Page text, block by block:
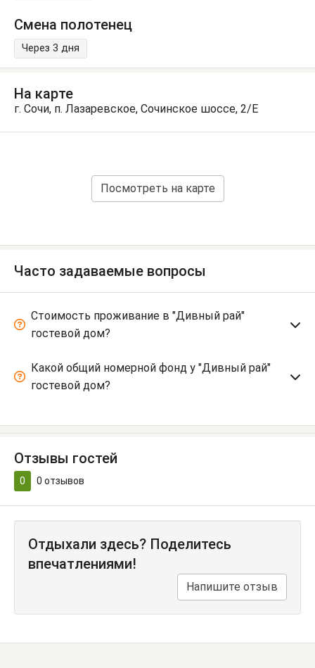
Смена полотенец
Через 3 дня
На карте
г. Сочи, п. Лазаревское, Сочинское шоссе, 2/Е
Посмотреть на карте
Часто задаваемые вопросы
Стоимость проживание в "Дивный рай"
гостевой дом?
Какой общий номерной фонд у "Дивный рай"
гостевой дом?
Отзывы гостей
0 0 отзывов
Отдыхали здесь? Поделитесь
впечатлениями!
Напишите отзыв